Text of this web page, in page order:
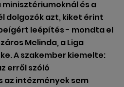
minisztériumoknál és a
dolgozók azt, kiket érint
leépítés - mondta el
Melinda, a Liga
A szakember kiemelte:
erről szóló
intézmények sem